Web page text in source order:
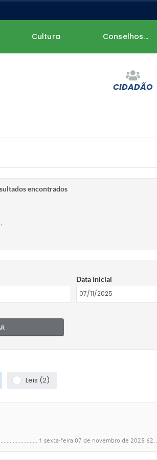
Cultura Conselhos...
CIDADÃO
encontrados
Data Inicial
Leis (2)
1 sexta-feira 07 de novembro de 2025 62…